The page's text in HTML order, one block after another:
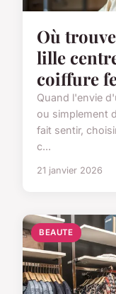
Où
lille
coiffure
Quand l'envie
ou simplement
fait sentir,
c...
21 janvier 2026
BEAUTE